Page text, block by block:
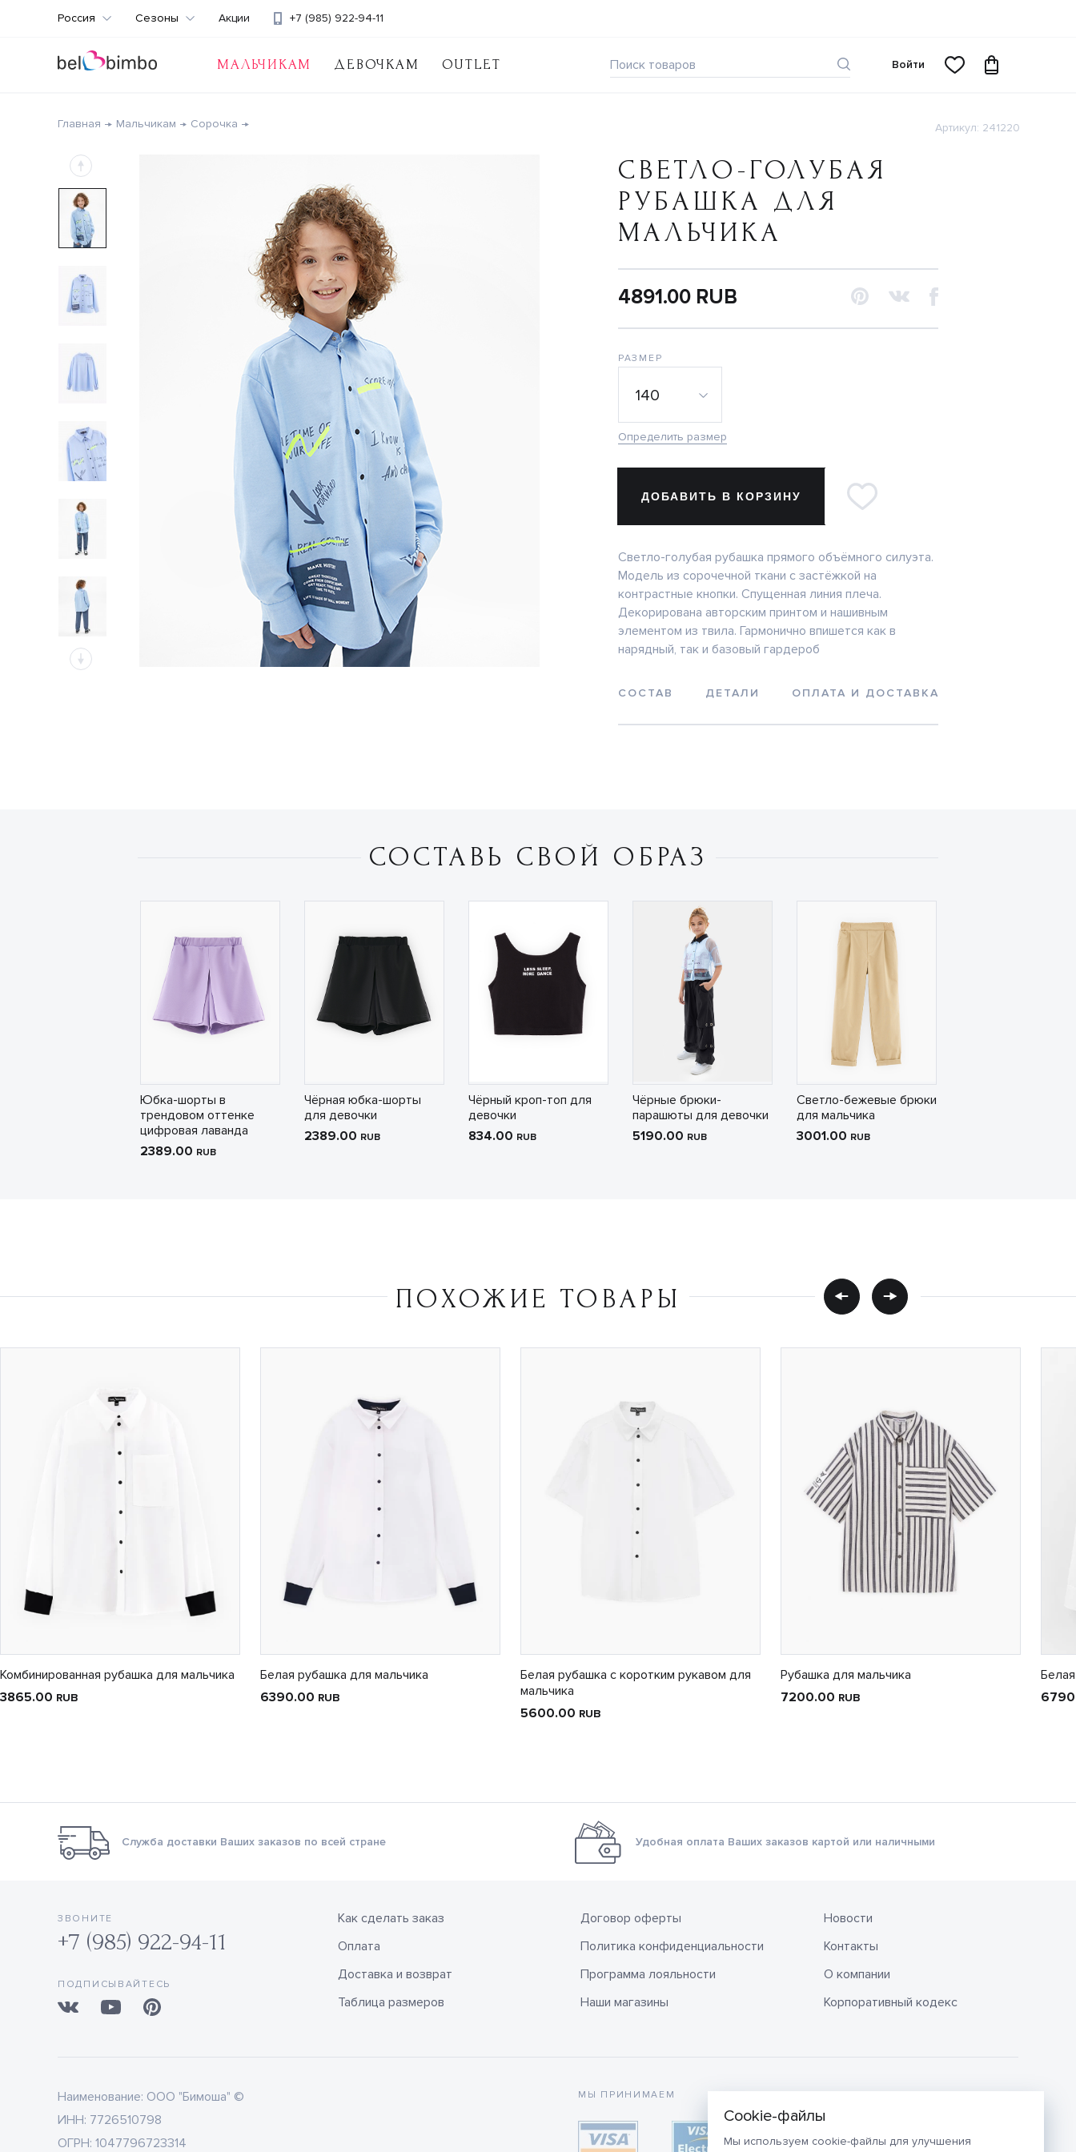
Мы используем cookie-файлы для улучшения
МАЛЬЧИКАМ ДЕВОЧКАМ OUTLET
+7 (985) 922-94-11
Россия Сезоны Акции
Войти
Главная Мальчикам Сорочка Артикул: 241220
СВЕТЛО-ГОЛУБАЯ
РУБАШКА ДЛЯ
МАЛЬЧИКА
4891.00 RUB
РАЗМЕР
140
Определить размер
ДОБАВИТЬ В КОРЗИНУ
Светло-голубая рубашка прямого объёмного силуэта.
Модель из сорочечной ткани с застёжкой на
контрастные кнопки. Спущенная линия плеча.
Декорирована авторским принтом и нашивным
элементом из твила. Гармонично впишется как в
нарядный, так и базовый гардероб
СОСТАВ ДЕТАЛИ ОПЛАТА И ДОСТАВКА
СОСТАВЬ СВОЙ ОБРАЗ
Юбка-шорты в
трендовом оттенке
цифровая лаванда
2389.00 RUB
Чёрная юбка-шорты
для девочки
2389.00 RUB
Чёрный кроп-топ для
девочки
834.00 RUB
Чёрные брюки-
парашюты для девочки
5190.00 RUB
Светло-бежевые брюки
для мальчика
3001.00 RUB
ПОХОЖИЕ ТОВАРЫ
Комбинированная рубашка для мальчика
3865.00 RUB
Белая рубашка для мальчика
6390.00 RUB
Белая рубашка с коротким рукавом для
мальчика
5600.00 RUB
Рубашка для мальчика
7200.00 RUB
Служба доставки Ваших заказов по всей стране Удобная оплата Ваших заказов картой или наличными
ЗВОНИТЕ
+7 (985) 922-94-11
ПОДПИСЫВАЙТЕСЬ
Как сделать заказ
Оплата
Доставка и возврат
Таблица размеров
Договор оферты
Политика конфиденциальности
Программа лояльности
Наши магазины
Новости
Контакты
О компании
Корпоративный кодекс
Наименование: ООО "Бимоша" ©
ИНН: 7726510798
ОГРН: 1047796723314
МЫ ПРИНИМАЕМ